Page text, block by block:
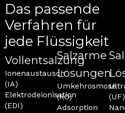
Das passende
Verfahren für
jede Flüssigkeit
Vollentsalzung
Ionenaustausch
(IA)
Elektrodeionisation
(EDI)
Salzarme
Lösungen
Umkehrosmose
(RO)
Adsorption
(UF)